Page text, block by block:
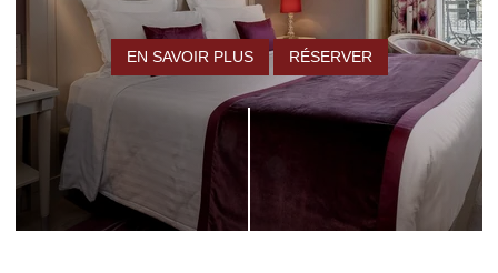
EN SAVOIR PLUS RÉSERVER